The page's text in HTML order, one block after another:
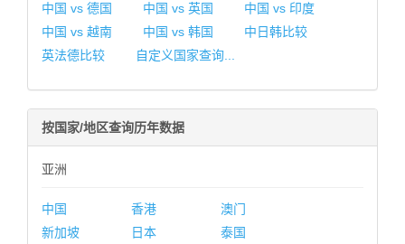
中国 vs 德国
中国 vs 英国
中国 vs 印度
中国 vs 越南
中国 vs 韩国
中日韩比较
英法德比较
自定义国家查询...
按国家/地区查询历年数据
亚洲
中国 香港
澳门
新加坡
日本
泰国